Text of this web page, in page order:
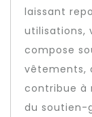
laissant
utilisations,
compose
vêtements,
contribue à
du soutien-